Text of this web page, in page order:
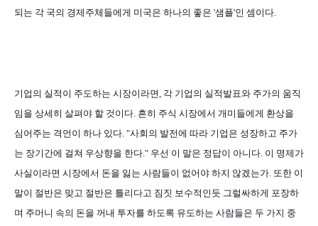
되는 각 국의 경제주체들에게 미국은 하나의 좋은 '샘플'인 셈이다.
기업의 실적이 주도하는 시장이라면, 각 기업의 실적발표와 주가의 움직
임을 상세히 살펴야 할 것이다. 흔히 주식 시장에서 개미들에게 환상을
심어주는 격언이 하나 있다. "사회의 발전에 따라 기업은 성장하고 주가
는 장기간에 걸쳐 우상향을 한다." 우선 이 말은 정답이 아니다. 이 명제가
사실이라면 시장에서 돈을 잃는 사람들이 없어야 하지 않겠는가. 또한 이
말이 절반은 맞고 절반은 틀리다고 짐짓 보수적인듯 그럴싸하게 포장하
며 주머니 속의 돈을 꺼내 투자를 하도록 유도하는 사람들은 두 가지 중